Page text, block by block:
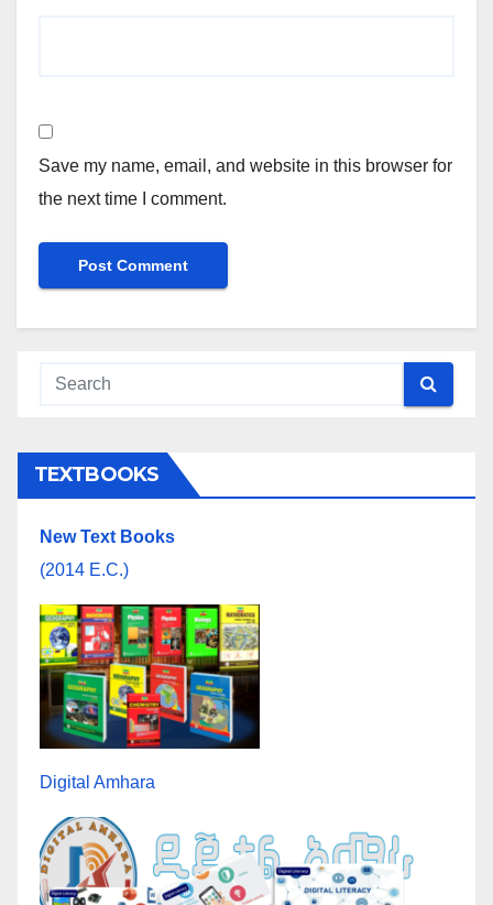
Save my name, email, and website in this browser for
the next time I comment.
TEXTBOOKS
New Text Books
(2014 E.C.)
Digital Amhara